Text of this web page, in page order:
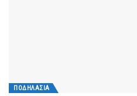
ΠΟΔΗΛΑΣΊΑ